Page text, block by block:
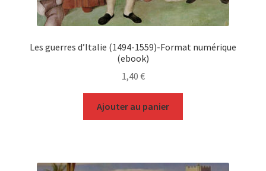
Les guerres d’Italie (1494-1559)-Format numérique
(ebook)
1,40 €
Ajouter au panier